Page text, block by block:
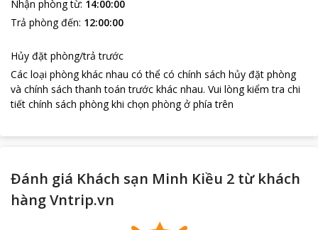
Nhận phòng từ: 14:00:00
Trả phòng đến: 12:00:00
Hủy đặt phòng/trả trước
Các loại phòng khác nhau có thể có chính sách hủy đặt phòng
và chính sách thanh toán trước khác nhau. Vui lòng kiểm tra chi
tiết chính sách phòng khi chọn phòng ở phía trên
Đánh giá Khách sạn Minh Kiều 2 từ khách
hàng Vntrip.vn